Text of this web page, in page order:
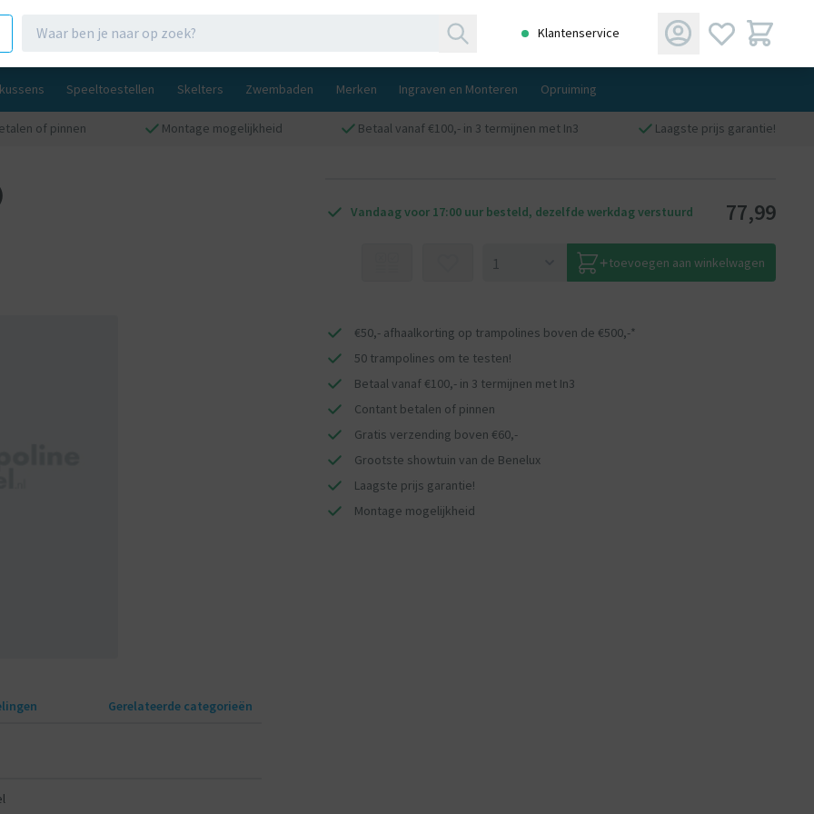
Klantenservice
Speeltoestellen Skelters Zwembaden Merken Ingraven en Monteren Opruiming
of pinnen Montage mogelijkheid Betaal vanaf €100,- in 3 termijnen met In3 Laagste prijs garantie!
Gerelateerde categorieën
Vandaag voor 17:00 uur besteld, dezelfde werkdag verstuurd 77,99
toevoegen aan winkelwagen
€50,- afhaalkorting op trampolines boven de €500,-*
50 trampolines om te testen!
Betaal vanaf €100,- in 3 termijnen met In3
Contant betalen of pinnen
Gratis verzending boven €60,-
Grootste showtuin van de Benelux
Laagste prijs garantie!
Montage mogelijkheid